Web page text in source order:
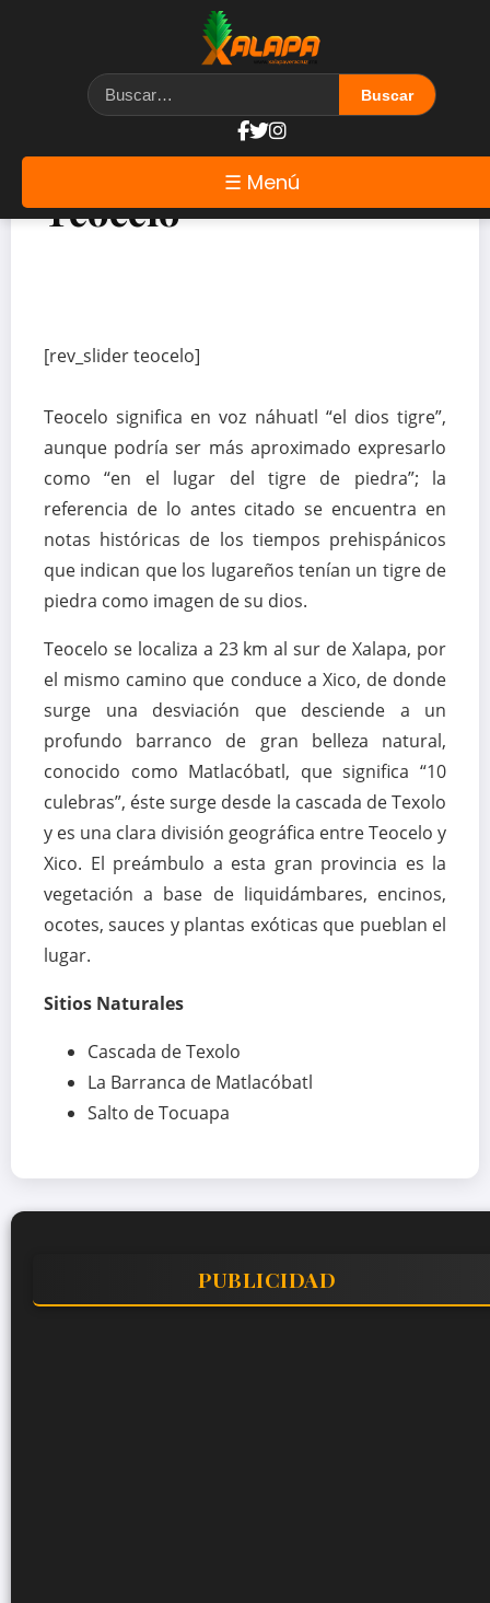
☰ Menú
Teocelo
[rev_slider teocelo]
Teocelo significa en voz náhuatl “el dios tigre”,
aunque podría ser más aproximado expresarlo
como “en el lugar del tigre de piedra”; la
referencia de lo antes citado se encuentra en
notas históricas de los tiempos prehispánicos
que indican que los lugareños tenían un tigre de
piedra como imagen de su dios.
Teocelo se localiza a 23 km al sur de Xalapa, por
el mismo camino que conduce a Xico, de donde
surge una desviación que desciende a un
profundo barranco de gran belleza natural,
conocido como Matlacóbatl, que significa “10
culebras”, éste surge desde la cascada de Texolo
y es una clara división geográfica entre Teocelo y
Xico. El preámbulo a esta gran provincia es la
vegetación a base de liquidámbares, encinos,
ocotes, sauces y plantas exóticas que pueblan el
lugar.
Sitios Naturales
Cascada de Texolo
La Barranca de Matlacóbatl
Salto de Tocuapa
PUBLICIDAD